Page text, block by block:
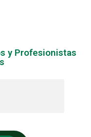
y Profesionistas